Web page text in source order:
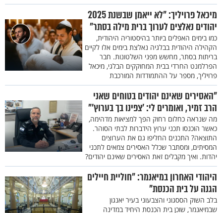
מיכאל פרויליך: "לא ייאמן שבשנת 2025
יהודים נאלצים לערוך ברית מילה בסתר"
כמו בימים האפלים ביותר בהיסטוריה היהודית,
הקהילה היהודית בבלגיה נאלצת בימים אלו לקיים
בריתות בסתר, מחשש מפני השלטונות. חבר
הפרלמנט החרדי בבית המחוקקים הבלגי, מיכאל
פרויליך, מספר על ההתמודדות המורכבת
"האסירים שאינם יהודים בטוחים שאני
הרב זמיר, ואומרים לי: 'צפינו בך בערוץ'"
מה שנראה כחלום רחוק הפך למציאות מדהימה,
כאשר הוכנסו תכני ערוץ הידברות לבתי הסוהר.
התוצאה? התכנים החליפו גם את הערוצים
המסיתים, ומסתבר שכלל האסירים צמאים לתכני
יהדות. ואיך מקבלים זאת האסירים שאינם יהודים?
היהודי האחרון במיאנמר: "חוליית חיילים
הגנה על בית הכנסת"
בלב השוק הססגוני והצבעוני בעיר יאנגון
שבמיאנמר, שוכן בית הכנסת היחיד במדינה